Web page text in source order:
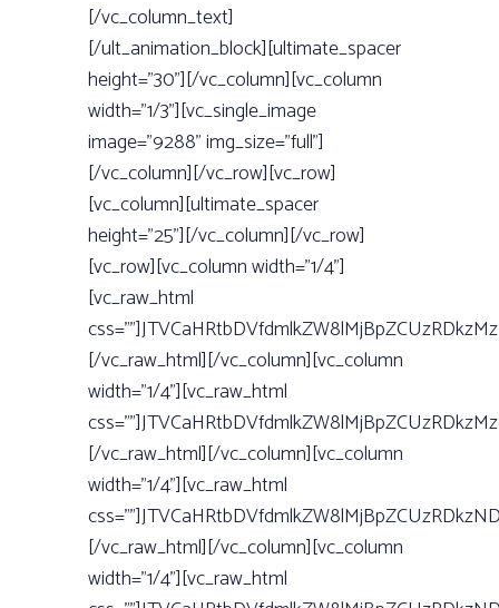
[/vc_column_text]
[/ult_animation_block][ultimate_spacer
height=”30”][/vc_column][vc_column
width=”1/3”][vc_single_image
image=”9288” img_size=”full”]
[/vc_column][/vc_row][vc_row]
[vc_column][ultimate_spacer
height=”25”][/vc_column][/vc_row]
[vc_row][vc_column width=”1/4”]
[vc_raw_html
[/vc_raw_html][/vc_column][vc_column
width=”1/4”][vc_raw_html
[/vc_raw_html][/vc_column][vc_column
width=”1/4”][vc_raw_html
[/vc_raw_html][/vc_column][vc_column
width=”1/4”][vc_raw_html